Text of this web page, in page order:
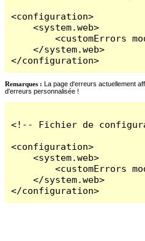
<configuration>
    <system.web>
<customErrors
    </system.web>
</configuration>
Remarques : La page d'erreurs actuellement
d'erreurs personnalisée !
<!-- Fichier de
<configuration>
    <system.web>
<customErrors
    </system.web>
</configuration>